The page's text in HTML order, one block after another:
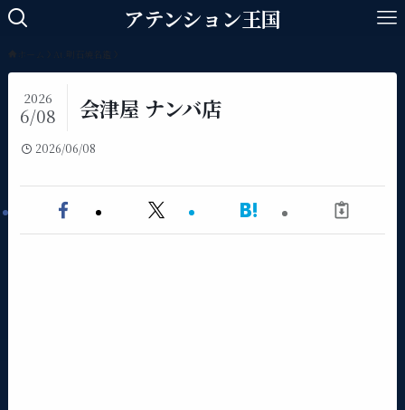
アテンション王国
会津屋 ナンバ店
2026
6/08
2026/06/08